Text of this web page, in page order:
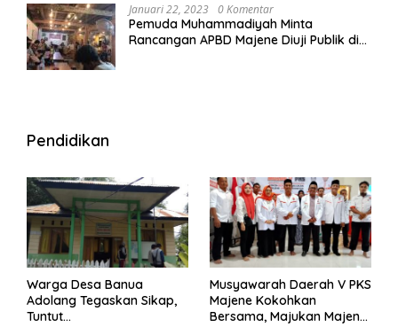
Januari 22, 2023 0 Komentar
Pemuda Muhammadiyah Minta
Rancangan APBD Majene Diuji Publik di
Pendidikan
Warga Desa Banua
Adolang Tegaskan Sikap,
Tuntut
Musyawarah Daerah V PKS
Majene Kokohkan
Bersama, Majukan Majene